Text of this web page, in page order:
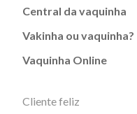
Central da vaquinha
Vakinha ou vaquinha?
Vaquinha Online
Cliente feliz